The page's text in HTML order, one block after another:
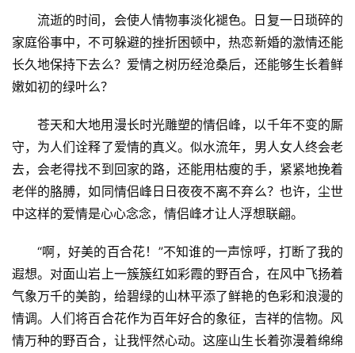
流逝的时间，会使人情物事淡化褪色。日复一日琐碎的
家庭俗事中，不可躲避的挫折困顿中，热恋新婚的激情还能
长久地保持下去么？爱情之树历经沧桑后，还能够生长着鲜
嫩如初的绿叶么？
苍天和大地用漫长时光雕塑的情侣峰，以千年不变的厮
守，为人们诠释了爱情的真义。似水流年，男人女人终会老
去，会老得找不到回家的路，还能用枯瘦的手，紧紧地挽着
老伴的胳膊，如同情侣峰日日夜夜不离不弃么？也许，尘世
中这样的爱情是心心念念，情侣峰才让人浮想联翩。
“啊，好美的百合花！”不知谁的一声惊呼，打断了我的
遐想。对面山岩上一簇簇红如彩霞的野百合，在风中飞扬着
气象万千的美韵，给碧绿的山林平添了鲜艳的色彩和浪漫的
情调。人们将百合花作为百年好合的象征，吉祥的信物。风
情万种的野百合，让我怦然心动。这座山生长着弥漫着绵绵